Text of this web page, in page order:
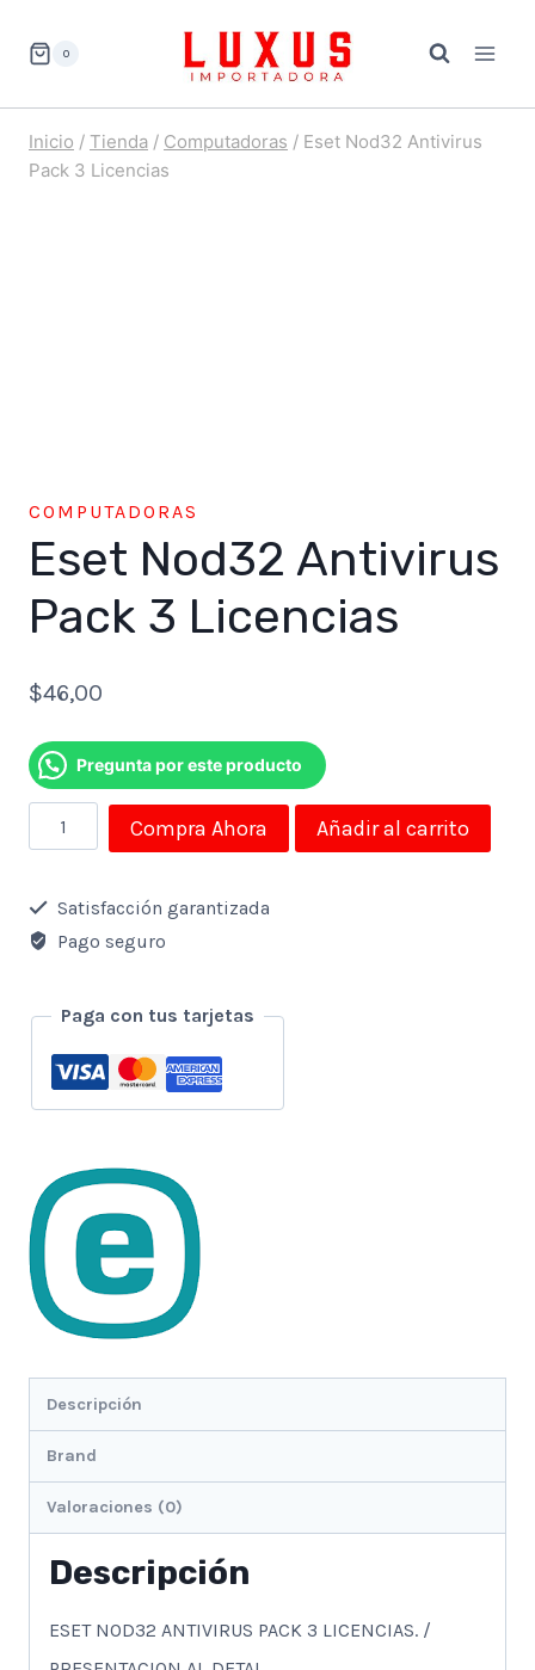
0
Inicio / Tienda / Computadoras / Eset Nod32 Antivirus
Pack 3 Licencias
COMPUTADORAS
Eset Nod32 Antivirus
Pack 3 Licencias
$46,00
Pregunta por este producto
Eset
Antivirus
Pack
Licencias
cantidad
Compra Ahora Añadir al carrito
Satisfacción garantizada
Pago seguro
Paga con tus tarjetas
Descripción
Brand
Valoraciones (0)
Descripción
ESET NOD32 ANTIVIRUS PACK 3 LICENCIAS. /